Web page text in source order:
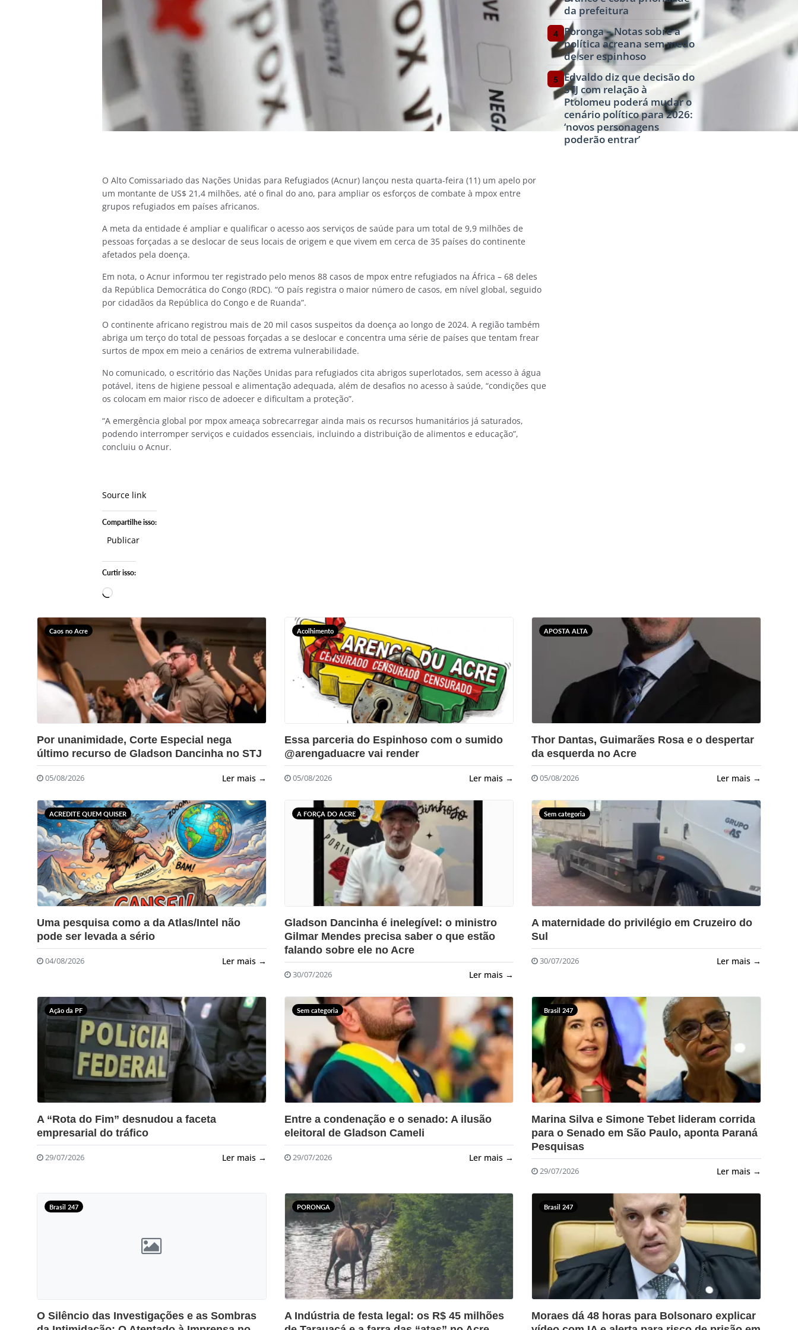
O Alto Comissariado das Nações Unidas para Refugiados (Acnur) lançou nesta quarta-feira (11) um apelo por
um montante de US$ 21,4 milhões, até o final do ano, para ampliar os esforços de combate à mpox entre
grupos refugiados em países africanos.
A meta da entidade é ampliar e qualificar o acesso aos serviços de saúde para um total de 9,9 milhões de
pessoas forçadas a se deslocar de seus locais de origem e que vivem em cerca de 35 países do continente
afetados pela doença.
Em nota, o Acnur informou ter registrado pelo menos 88 casos de mpox entre refugiados na África – 68 deles
da República Democrática do Congo (RDC). “O país registra o maior número de casos, em nível global, seguido
por cidadãos da República do Congo e de Ruanda”.
O continente africano registrou mais de 20 mil casos suspeitos da doença ao longo de 2024. A região também
abriga um terço do total de pessoas forçadas a se deslocar e concentra uma série de países que tentam frear
surtos de mpox em meio a cenários de extrema vulnerabilidade.
No comunicado, o escritório das Nações Unidas para refugiados cita abrigos superlotados, sem acesso à água
potável, itens de higiene pessoal e alimentação adequada, além de desafios no acesso à saúde, “condições que
os colocam em maior risco de adoecer e dificultam a proteção”.
“A emergência global por mpox ameaça sobrecarregar ainda mais os recursos humanitários já saturados,
podendo interromper serviços e cuidados essenciais, incluindo a distribuição de alimentos e educação”,
concluiu o Acnur.
Source link
Compartilhe isso:
Publicar
Curtir isso:
Carregando…
da prefeitura
4 Poronga – Notas sobre a
política acreana sem medo
de ser espinhoso
5 Edvaldo diz que decisão do
STJ com relação à
Ptolomeu poderá mudar o
cenário político para 2026:
‘novos personagens
poderão entrar’
Caos no Acre
?>
Por unanimidade, Corte Especial nega
último recurso de Gladson Dancinha no STJ
05/08/2026 Ler mais →
Acolhimento
?>
Essa parceria do Espinhoso com o sumido
@arengaduacre vai render
05/08/2026 Ler mais →
APOSTA ALTA
?>
Thor Dantas, Guimarães Rosa e o despertar
da esquerda no Acre
05/08/2026 Ler mais →
ACREDITE QUEM QUISER
?>
Uma pesquisa como a da Atlas/Intel não
pode ser levada a sério
04/08/2026 Ler mais →
A FORÇA DO ACRE
?>
Gladson Dancinha é inelegível: o ministro
Gilmar Mendes precisa saber o que estão
falando sobre ele no Acre
30/07/2026 Ler mais →
Sem categoria
?>
A maternidade do privilégio em Cruzeiro do
Sul
30/07/2026 Ler mais →
Ação da PF
?>
A “Rota do Fim” desnudou a faceta
empresarial do tráfico
29/07/2026 Ler mais →
Sem categoria
?>
Entre a condenação e o senado: A ilusão
eleitoral de Gladson Cameli
29/07/2026 Ler mais →
Brasil 247
?>
Marina Silva e Simone Tebet lideram corrida
para o Senado em São Paulo, aponta Paraná
Pesquisas
29/07/2026 Ler mais →
Brasil 247
O Silêncio das Investigações e as Sombras
PORONGA
?>
A Indústria de festa legal: os R$ 45 milhões
Brasil 247
?>
Moraes dá 48 horas para Bolsonaro explicar